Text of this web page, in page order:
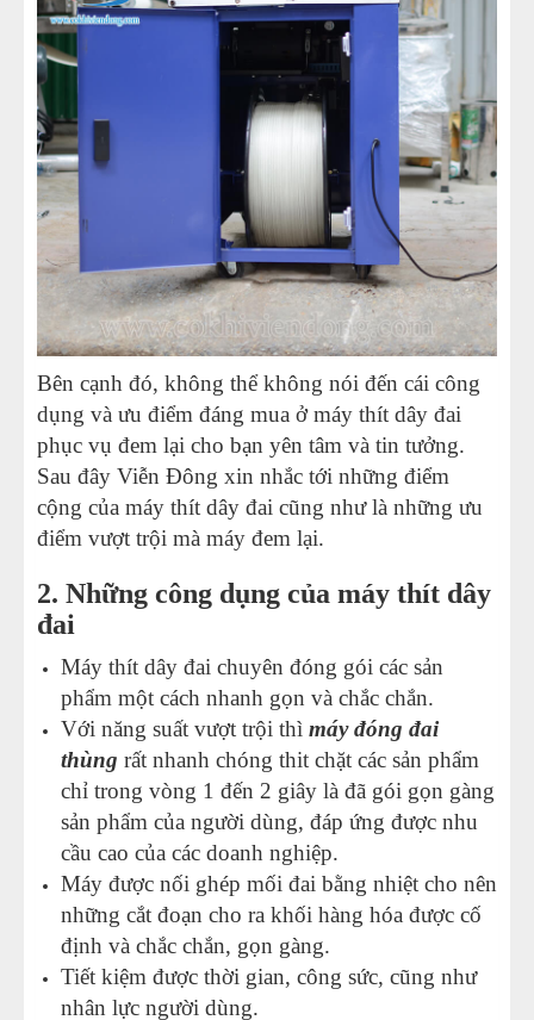
Bên cạnh đó, không thể không nói đến cái công
dụng và ưu điểm đáng mua ở máy thít dây đai
phục vụ đem lại cho bạn yên tâm và tin tưởng.
Sau đây Viễn Đông xin nhắc tới những điểm
cộng của máy thít dây đai cũng như là những ưu
điểm vượt trội mà máy đem lại.
2. Những công dụng của máy thít dây
đai
Máy thít dây đai chuyên đóng gói các sản
phẩm một cách nhanh gọn và chắc chắn.
Với năng suất vượt trội thì máy đóng đai
thùng rất nhanh chóng thit chặt các sản phẩm
chỉ trong vòng 1 đến 2 giây là đã gói gọn gàng
sản phẩm của người dùng, đáp ứng được nhu
cầu cao của các doanh nghiệp.
Máy được nối ghép mối đai bằng nhiệt cho nên
những cắt đoạn cho ra khối hàng hóa được cố
định và chắc chắn, gọn gàng.
Tiết kiệm được thời gian, công sức, cũng như
nhân lực người dùng.